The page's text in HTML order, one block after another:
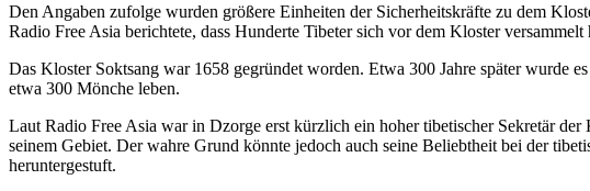
Den Angaben zufolge wurden größere Einheiten der Sicherheitskräfte zu dem
Radio Free Asia berichtete, dass Hunderte Tibeter sich vor dem Kloster
Das Kloster Soktsang war 1658 gegründet worden. Etwa 300 Jahre später wurde
etwa 300 Mönche leben.
Laut Radio Free Asia war in Dzorge erst kürzlich ein hoher tibetischer Sekretär
seinem Gebiet. Der wahre Grund könnte jedoch auch seine Beliebtheit bei der
heruntergestuft.